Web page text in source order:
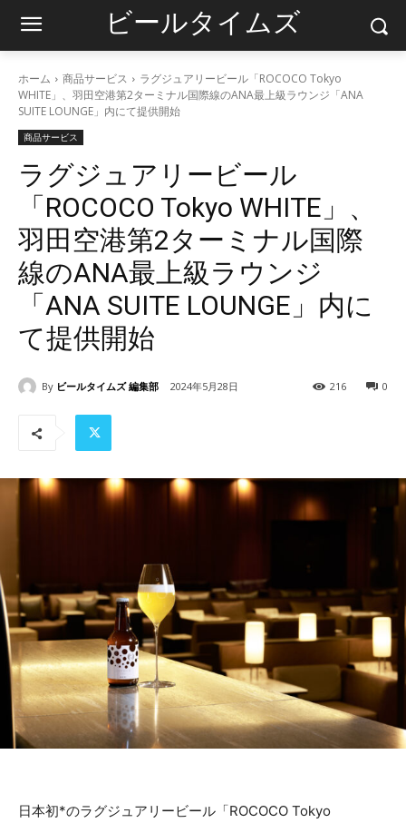
ビールタイムズ
ホーム 商品サービス
ラグジュアリービール「ROCOCO Tokyo
WHITE」、羽田空港第2ターミナル国際線のANA最上級ラウンジ「ANA
SUITE LOUNGE」内にて提供開始
商品サービス
ラグジュアリービール
「ROCOCO Tokyo WHITE」、
羽田空港第2ターミナル国際
線のANA最上級ラウンジ
「ANA SUITE LOUNGE」内に
て提供開始
By ビールタイムズ 編集部 2024年5月28日 0
216
日本初*のラグジュアリービール「ROCOCO Tokyo